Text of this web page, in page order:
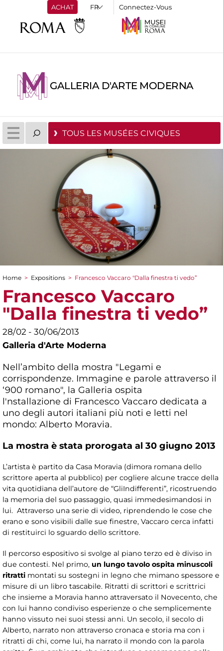
ACHAT Connectez-Vous
GALLERIA D'ARTE MODERNA
TOUS LES MUSÉES CIVIQUES
You are here
Home > Expositions > Francesco Vaccaro "Dalla finestra ti vedo”
Francesco Vaccaro
"Dalla finestra ti vedo”
28/02 - 30/06/2013
Galleria d'Arte Moderna
Nell’ambito della mostra "Legami e
corrispondenze. Immagine e parole attraverso il
‘900 romano", la Galleria ospita
l'nstallazione di Francesco Vaccaro dedicata a
uno degli autori italiani più noti e letti nel
mondo: Alberto Moravia.
La mostra è stata prorogata al 30 giugno 2013
L’artista è partito da Casa Moravia (dimora romana dello
scrittore aperta al pubblico) per cogliere alcune tracce della
vita quotidiana dell’autore de “GliIndifferenti”, ricostruendo
la memoria del suo passaggio, quasi immedesimandosi in
lui. Attraverso una serie di video, riprendendo le cose che
erano e sono visibili dalle sue finestre, Vaccaro cerca infatti
di restituirci lo sguardo dello scrittore.
Il percorso espositivo si svolge al piano terzo ed è diviso in
due contesti. Nel primo, un lungo tavolo ospita minuscoli
ritratti montati su sostegni in legno che mimano spessore e
misure di un libro tascabile. Ritratti di scrittori e scrittrici
che insieme a Moravia hanno attraversato il Novecento, che
con lui hanno condiviso esperienze o che semplicemente
hanno vissuto nei suoi stessi anni. Un secolo, il secolo di
Alberto, narrato non attraverso cronaca e storia ma con i
ritratti di chi, come lui, ha narrato il mondo con la parola